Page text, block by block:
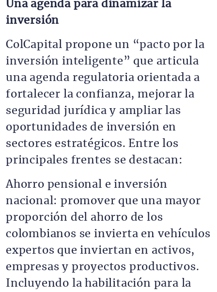
Una agenda para dinamizar la
inversión
ColCapital propone un “pacto por la
inversión inteligente” que articula
una agenda regulatoria orientada a
fortalecer la confianza, mejorar la
seguridad jurídica y ampliar las
oportunidades de inversión en
sectores estratégicos. Entre los
principales frentes se destacan:
Ahorro pensional e inversión
nacional: promover que una mayor
proporción del ahorro de los
colombianos se invierta en vehículos
expertos que inviertan en activos,
empresas y proyectos productivos.
Incluyendo la habilitación para la